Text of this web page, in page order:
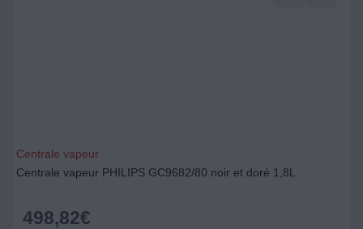
Centrale vapeur
Centrale vapeur PHILIPS GC9682/80 noir et doré 1,8L
498,82€